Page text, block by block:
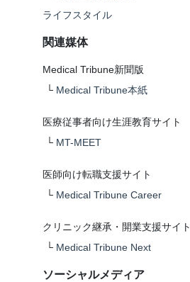
ライフスタイル
関連媒体
Medical Tribune新聞版
└ Medical Tribune本紙
医療従事者向け生涯教育サイト
└ MT-MEET
医師向け転職支援サイト
└ Medical Tribune Career
クリニック継承・開業支援サイト
└ Medical Tribune Next
ソーシャルメディア